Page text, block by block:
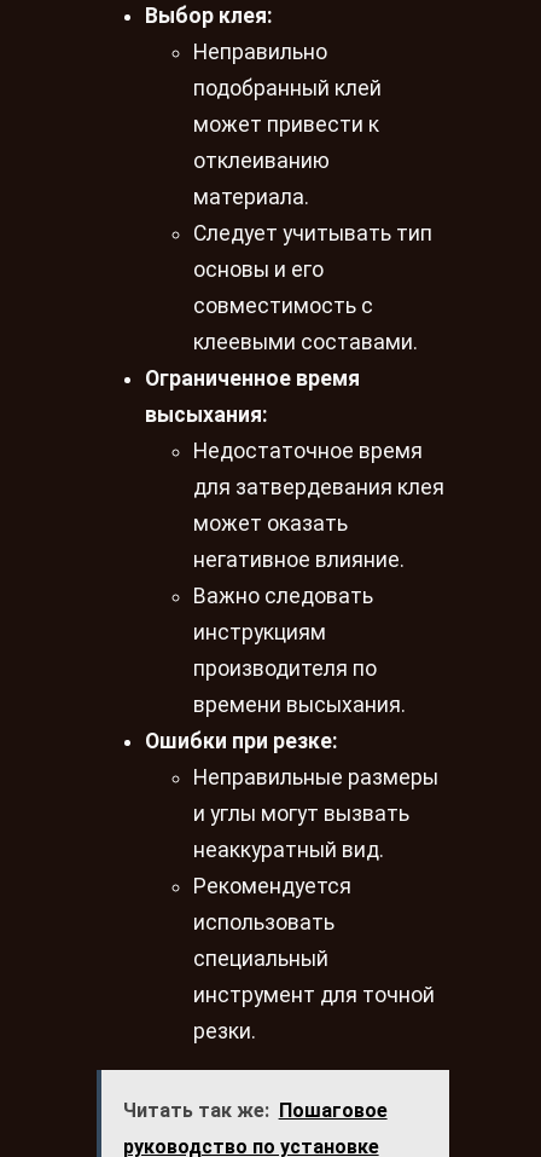
Выбор клея:
Неправильно
подобранный клей
может привести к
отклеиванию
материала.
Следует учитывать тип
основы и его
совместимость с
клеевыми составами.
Ограниченное время
высыхания:
Недостаточное время
для затвердевания клея
может оказать
негативное влияние.
Важно следовать
инструкциям
производителя по
времени высыхания.
Ошибки при резке:
Неправильные размеры
и углы могут вызвать
неаккуратный вид.
Рекомендуется
использовать
специальный
инструмент для точной
резки.
Читать так же: Пошаговое
руководство по установке